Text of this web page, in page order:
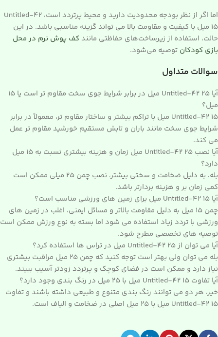
اما اگر از نظر بودجه محدودیت دارید و محیط پرتردد است، Untitled-42
15 میل با کیفیت و مقاومت بالا می تواند گزینه مناسبی باشد. در این
حالت، استفاده از زیرساخت‌های حفاظتی مانند کف پوش نرم در محل
بازی کودکان توصیه می‌شود.
سوالات متداول
آیا Untitled-42 25 میل در برابر شرایط جوی سخت مقاوم تر است یا 15
میل؟
Untitled-42 15 میل با تراکم بیشتر و ساختار مقاوم تر، معمولاً در برابر
شرایط جوی سخت مانند باران و تابش مستقیم خورشید مقاوم تر عمل
می کند.
آیا نصب Untitled-42 25 میل زمان و هزینه بیشتری نسبت به 15 میل
دارد؟
بله، به دلیل ضخامت و سختی بیشتر، نصب چمن 25 میلی ممکن است
کمی زمان بر و هزینه بردارتر باشد.
آیا Untitled-42 15 میل برای زمین های ورزشی مناسب است؟
چمن 15 میل به دلیل مقاومت بالاتر و مسائل ایمنی، اغلب در زمین های
ورزشی با تردد زیاد استفاده می شود اما بسته به نوع ورزش ممکن است
توصیه های تخصصی مطرح شود.
آیا می توان از Untitled-42 25 میل در تراس ها استفاده کرد؟
بله می توان ولی بهتر است توجه کنید که چمن 25 میل مراقبت بیشتری
نیاز دارد و ممکن است در فضای کوچک و پرتردد زودتر آسیب ببیند.
آیا تفاوت Untitled-42 15 میل با 25 میل در رنگ بندی وجود دارد؟
خیر، هر دو می توانند رنگ بندی متنوع و طبیعی داشته باشند و تفاوت
Untitled-42 15 میل با 25 میل اصلی در ضخامت و الیاف است.